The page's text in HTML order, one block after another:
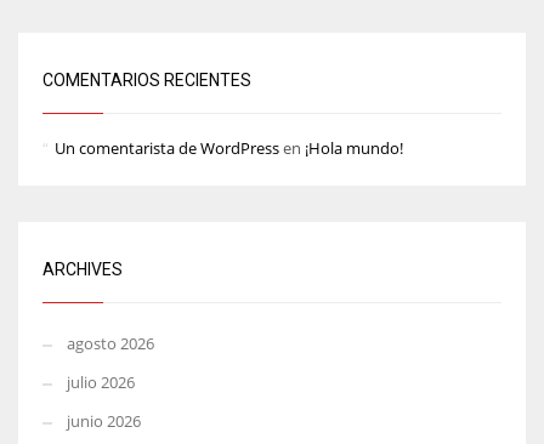
COMENTARIOS RECIENTES
Un comentarista de WordPressen ¡Hola mundo!
ARCHIVES
agosto 2026
julio 2026
junio 2026